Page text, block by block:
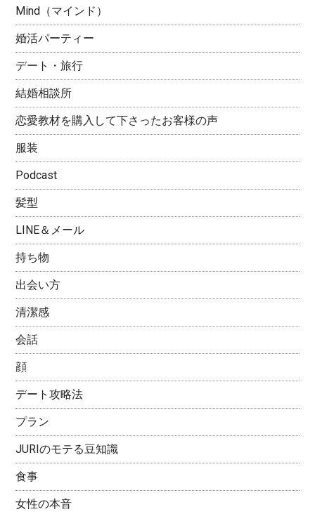
Mind（マインド）
婚活パーティー
デート・旅行
結婚相談所
恋愛教材を購入して下さったお客様の声
服装
Podcast
髪型
LINE＆メール
持ち物
出会い方
清潔感
会話
顔
デート攻略法
プラン
JURIのモテる豆知識
食事
女性の本音